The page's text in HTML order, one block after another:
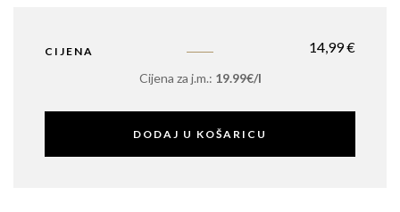
CIJENA 14,99€
Cijena za j.m.: 19.99€/l
DODAJ U KOŠARICU